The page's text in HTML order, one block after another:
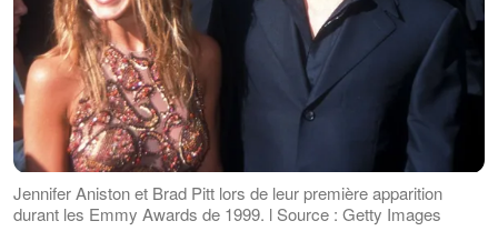
Jennifer Aniston et Brad Pitt lors de leur première apparition
durant les Emmy Awards de 1999. l Source : Getty Images